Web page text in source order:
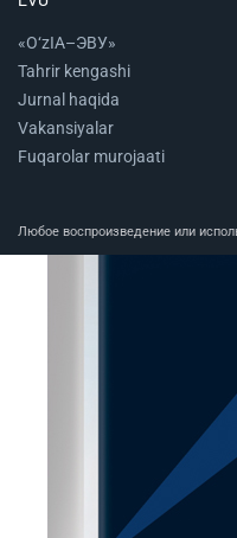
«O‘zIA–ЭВУ»
Tahrir kengashi
Jurnal haqida
Vakansiyalar
Fuqarolar murojaati
Любое воспроизведение или